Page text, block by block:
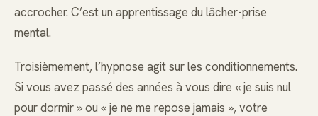
accrocher. C’est un apprentissage du lâcher-prise
mental.
Troisièmement, l’hypnose agit sur les conditionnements.
Si vous avez passé des années à vous dire « je suis nul
pour dormir » ou « je ne me repose jamais », votre